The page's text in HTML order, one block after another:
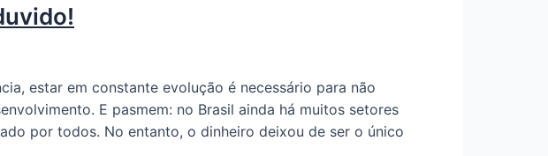
estar em constante evolução é necessário para não
E pasmem: no Brasil ainda há muitos setores
por todos. No entanto, o dinheiro deixou de ser o único